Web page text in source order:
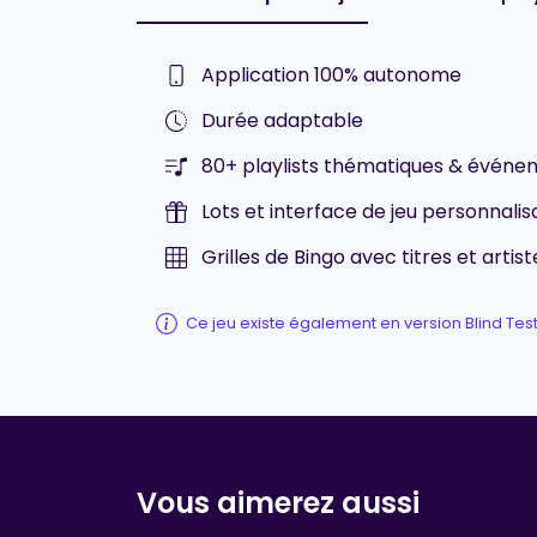
Application 100% autonome
Durée adaptable
80+ playlists thématiques &
Lots et interface de jeu
Grilles de Bingo avec titres et
Ce jeu existe également en version Blind Test
Vous aimerez aussi